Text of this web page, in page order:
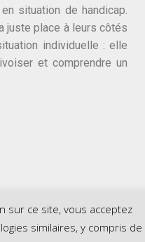
situation de handicap.
juste place à leurs côtés
individuelle : elle
et comprendre un
sur ce site, vous acceptez
similaires, y compris de